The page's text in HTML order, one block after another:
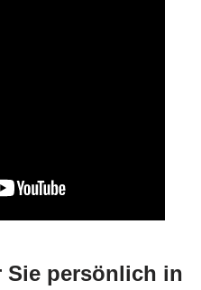
Sie persönlich in